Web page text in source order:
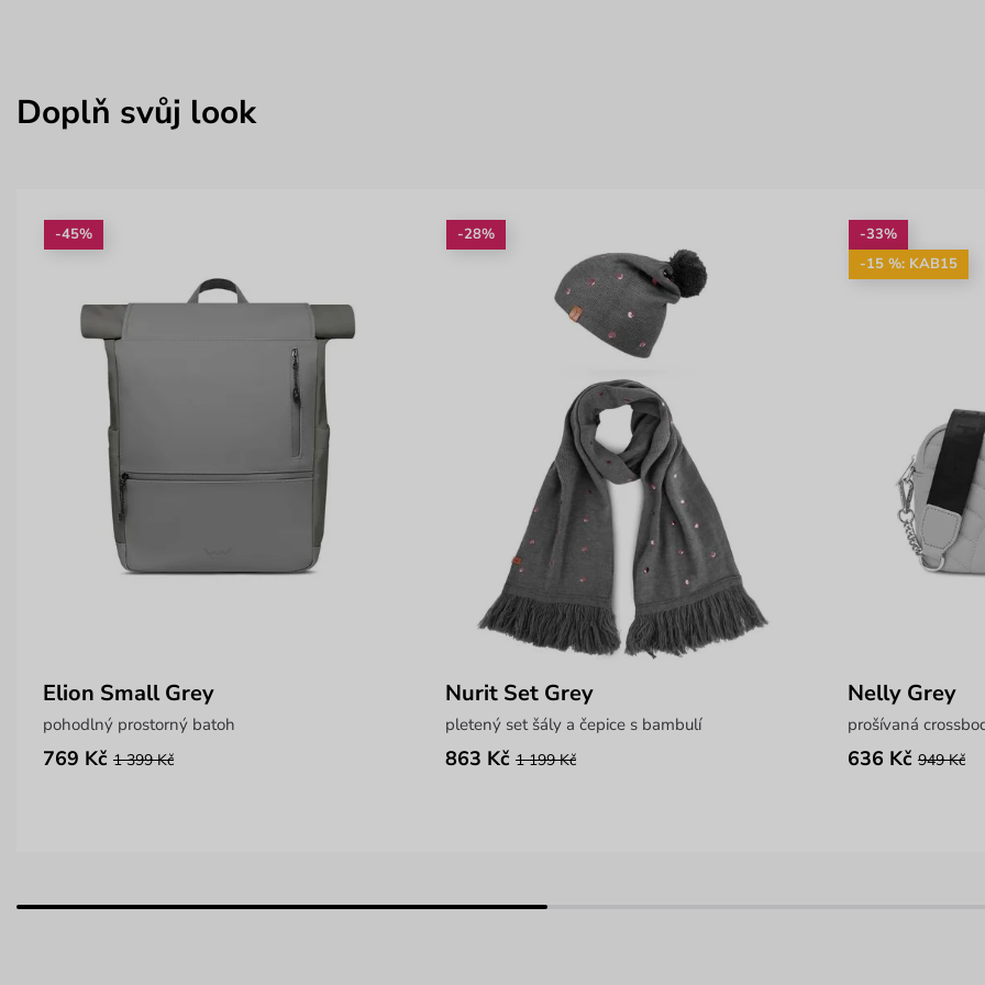
Doplň svůj look
-45%
Elion Small Grey
pohodlný prostorný batoh
769 Kč 1 399 Kč
-28%
Nurit Set Grey
pletený set šály a čepice s bambulí
863 Kč 1 199 Kč
-33%
-15 %: KAB15
Nelly Grey
prošívaná
636 Kč 949 Kč